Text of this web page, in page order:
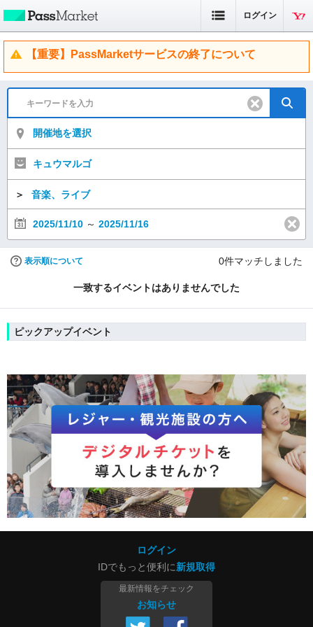
ログイン
【重要】PassMarketサービスの終了について
開催地を選択
キュウマルゴ
＞ 音楽、ライブ
2025/11/10 ～ 2025/11/16
表示順について 0件マッチしました
一致するイベントはありませんでした
ピックアップイベント
ログイン
IDでもっと便利に新規取得
最新情報をチェック
お知らせ